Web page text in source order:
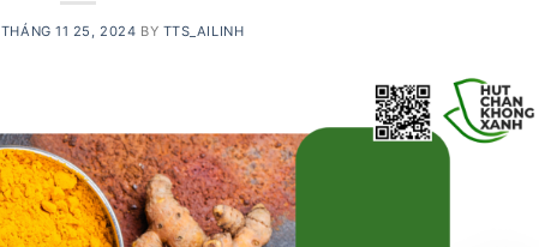
THÁNG 11 25, 2024 BY TTS_AILINH